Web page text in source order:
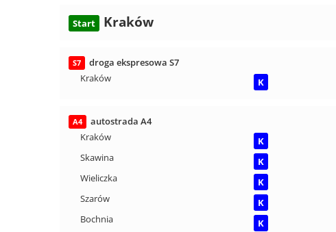
Start Kraków
S7
droga ekspresowa S7
Kraków
K
A4
autostrada A4
Kraków
K
Skawina
K
Wieliczka
K
Szarów
K
Bochnia
K